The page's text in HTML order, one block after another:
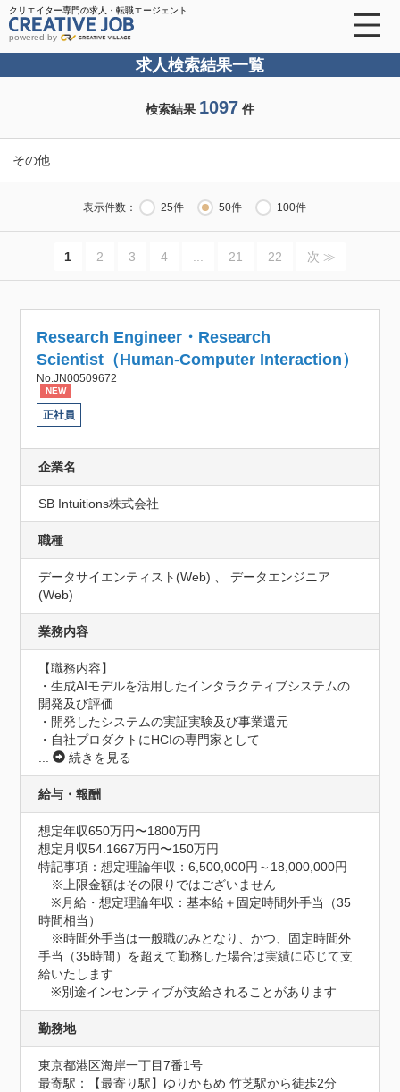
クリエイター専門の求人・転職エージェント
powered by
求人検索結果一覧
検索結果 1097 件
その他
表示件数： 25件 50件 100件
1 2 3 4 21 22 次 ≫
Research Engineer・Research
Scientist（Human-Computer Interaction）
No.JN00509672
NEW
正社員
企業名
SB Intuitions株式会社
職種
データサイエンティスト(Web) 、 データエンジニア
(Web)
業務内容
【職務内容】
・生成AIモデルを活用したインタラクティブシステムの
開発及び評価
・開発したシステムの実証実験及び事業還元
・自社プロダクトにHCIの専門家として
...
続きを見る
給与・報酬
想定年収650万円〜1800万円
想定月収54.1667万円〜150万円
特記事項：想定理論年収：6,500,000円～18,000,000円
※上限金額はその限りではございません
※月給・想定理論年収：基本給＋固定時間外手当（35
時間相当）
※時間外手当は一般職のみとなり、かつ、固定時間外
手当（35時間）を超えて勤務した場合は実績に応じて支
給いたします
※別途インセンティブが支給されることがあります
勤務地
東京都港区海岸一丁目7番1号
最寄駅：【最寄り駅】ゆりかもめ 竹芝駅から徒歩2分